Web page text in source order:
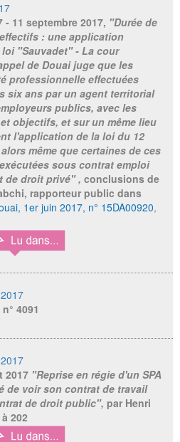
- 11 septembre 2017, "Durée de
: une application
"Sauvadet" - La cour
de Douai juge que les
professionnelle effectuées
six ans par un agent territorial
publics, avec les
objectifs, et sur un même lieu
l'application de la loi du 12
même que certaines de ces
sous contrat emploi
de droit privé" , conclusions de
rapporteur public dans
1er juin 2017, n° 15DA00920,
4091
2017 "Reprise en régie d'un SPA
de voir son contrat de travail
de droit public", par Henri
202